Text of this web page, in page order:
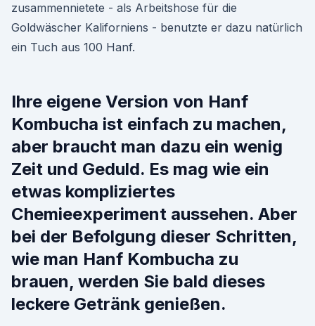
zusammennietete - als Arbeitshose für die
Goldwäscher Kaliforniens - benutzte er dazu natürlich
ein Tuch aus 100 Hanf.
Ihre eigene Version von Hanf
Kombucha ist einfach zu machen,
aber braucht man dazu ein wenig
Zeit und Geduld. Es mag wie ein
etwas kompliziertes
Chemieexperiment aussehen. Aber
bei der Befolgung dieser Schritten,
wie man Hanf Kombucha zu
brauen, werden Sie bald dieses
leckere Getränk genießen.